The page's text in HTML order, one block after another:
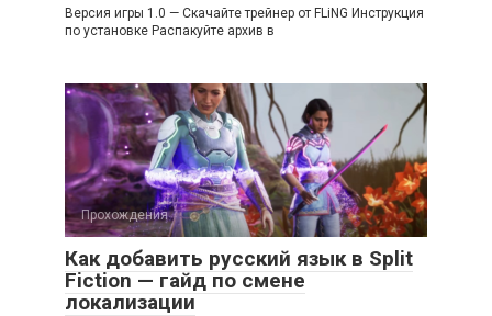
Версия игры 1.0 — Скачайте трейнер от FLiNG Инструкция
по установке Распакуйте архив в
Прохождения
Как добавить русский язык в Split
Fiction — гайд по смене
локализации